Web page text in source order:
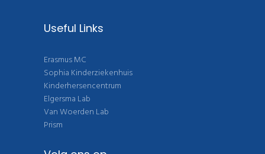
Useful Links
Erasmus MC
Sophia Kinderziekenhuis
Kinderhersencentrum
Elgersma Lab
Van Woerden Lab
Prism